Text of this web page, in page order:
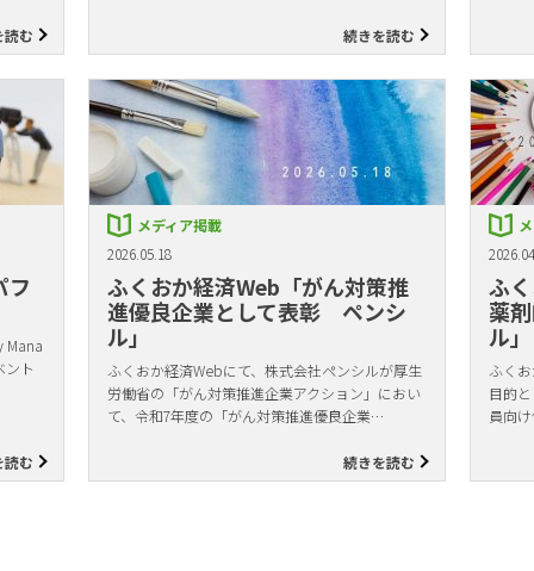
読む 続きを読む
フ
Mana
ト
読む
メディア掲載
2026.05.18
ふくおか経済Web「がん対策推
進優良企業として表彰 ペンシ
ル」
ふくおか経済Webにて、株式会社ペンシルが厚生
労働省の「がん対策推進企業アクション」におい
て、令和7年度の「がん対策推進優良企業…
続きを読む
ふ
薬
ル」
ふく
目的
員向